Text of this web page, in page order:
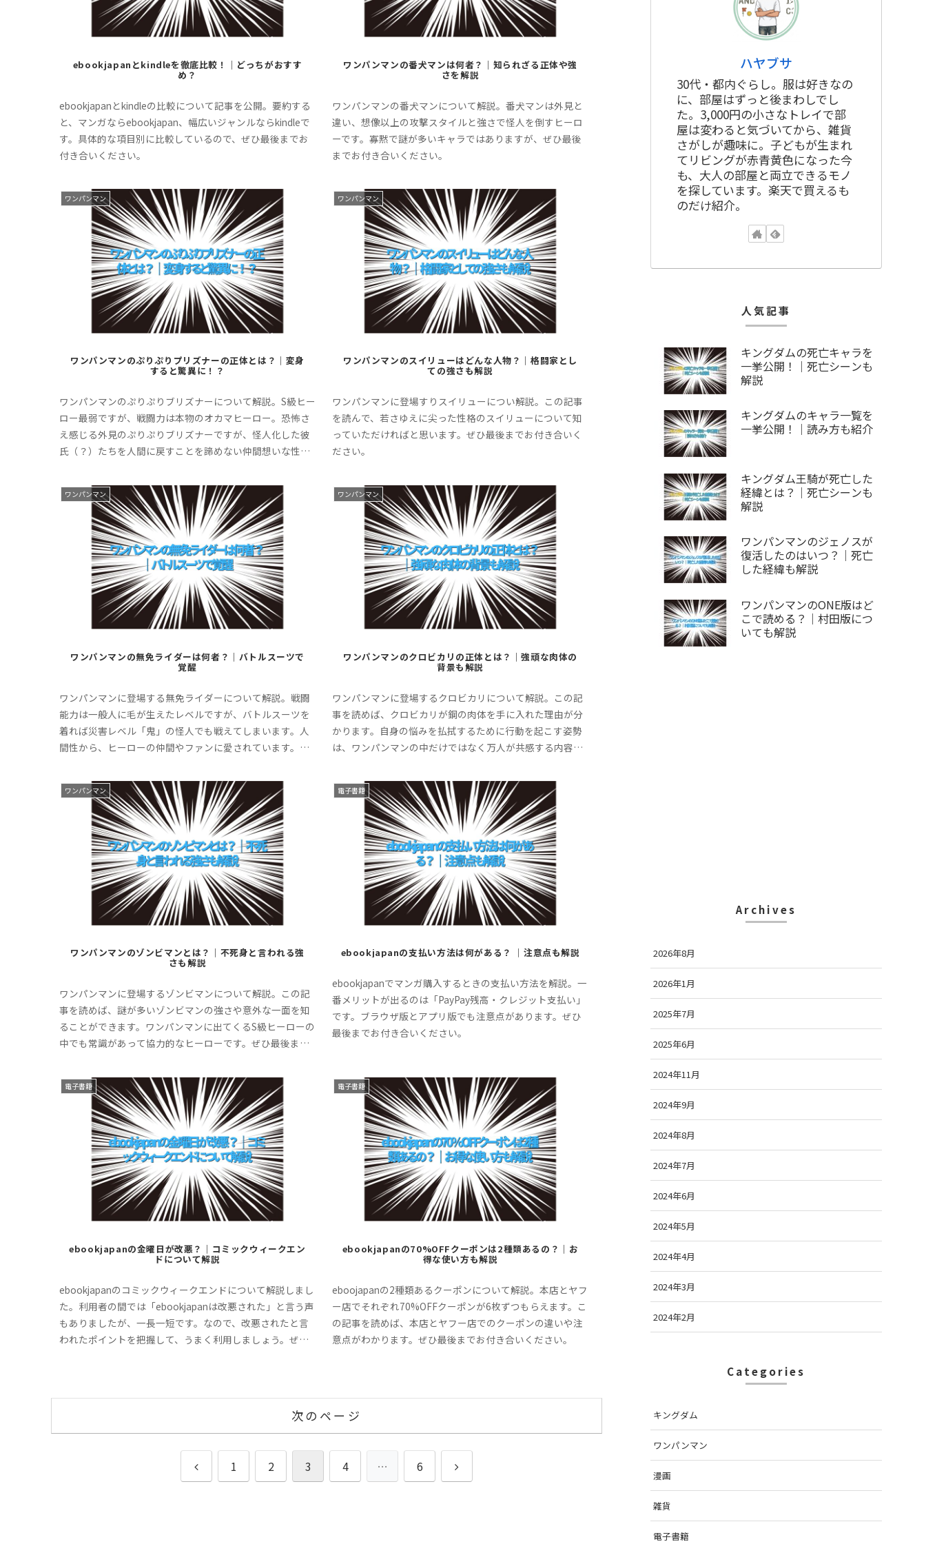
ebookjapanとkindleを徹底比較！｜どっちがおすす
め？
ebookjapanとkindleの比較について記事を公開。要約する
と、マンガならebookjapan、幅広いジャンルならkindleで
す。具体的な項目別に比較しているので、ぜひ最後までお
付き合いください。
ワンパンマンの番犬マンは何者？｜知られざる正体や強
さを解説
ワンパンマンの番犬マンについて解説。番犬マンは外見と
違い、想像以上の攻撃スタイルと強さで怪人を倒すヒーロ
ーです。寡黙で謎が多いキャラではありますが、ぜひ最後
までお付き合いください。
ワンパンマン
ワンパンマンのぷりぷりプリズナーの正体とは？｜変身
すると驚異に！？
ワンパンマンのぷりぷりブリズナーについて解説。S級ヒー
ロー最弱ですが、戦闘力は本物のオカマヒーロー。恐怖さ
え感じる外見のぷりぷりブリズナーですが、怪人化した彼
氏（？）たちを人間に戻すことを諦めない仲間想いな性格
ワンパンマン
ワンパンマンのスイリューはどんな人物？｜格闘家とし
ての強さも解説
ワンパンマンに登場すりスイリューについ解説。この記事
を読んで、若さゆえに尖った性格のスイリューについて知
っていただければと思います。ぜひ最後までお付き合いく
ださい。
ワンパンマン
ワンパンマンの無免ライダーは何者？｜バトルスーツで
覚醒
ワンパンマンに登場する無免ライダーについて解説。戦闘
能力は一般人に毛が生えたレベルですが、バトルスーツを
着れば災害レベル「鬼」の怪人でも戦えてしまいます。人
間性から、ヒーローの仲間やファンに愛されています。ぜ
ワンパンマン
ワンパンマンのクロビカリの正体とは？｜強頑な肉体の
背景も解説
ワンパンマンに登場するクロビカリについて解説。この記
事を読めば、クロビカリが鋼の肉体を手に入れた理由が分
かります。自身の悩みを払拭するために行動を起こす姿勢
は、ワンパンマンの中だけではなく万人が共感する内容で
ワンパンマン
ワンパンマンのゾンビマンとは？｜不死身と言われる強
さも解説
ワンパンマンに登場するゾンビマンについて解説。この記
事を読めば、謎が多いゾンビマンの強さや意外な一面を知
ることができます。ワンパンマンに出てくるS級ヒーローの
中でも常識があって協力的なヒーローです。ぜひ最後まで
電子書籍
ebookjapanの支払い方法は何がある？ ｜注意点も解説
ebookjapanでマンガ購入するときの支払い方法を解説。一
番メリットが出るのは「PayPay残高・クレジット支払い」
です。ブラウザ版とアプリ版でも注意点があります。ぜひ
最後までお付き合いください。
電子書籍
ebookjapanの金曜日が改悪？｜コミックウィークエン
ドについて解説
ebookjapanのコミックウィークエンドについて解説しまし
た。利用者の間では「ebookjapanは改悪された」と言う声
もありましたが、一長一短です。なので、改悪されたと言
われたポイントを把握して、うまく利用しましょう。ぜひ
電子書籍
ebookjapanの70%OFFクーポンは2種類あるの？｜お
得な使い方も解説
eboojapanの2種類あるクーポンについて解説。本店とヤフ
ー店でそれぞれ70%OFFクーポンが6枚ずつもらえます。こ
の記事を読めば、本店とヤフー店でのクーポンの違いや注
意点がわかります。ぜひ最後までお付き合いください。
次のページ
前
1 2 3 4 … 6
次
ハヤブサ
30代・都内ぐらし。服は好きなの
に、部屋はずっと後まわしでし
た。3,000円の小さなトレイで部
屋は変わると気づいてから、雑貨
さがしが趣味に。子どもが生まれ
てリビングが赤青黄色になった今
も、大人の部屋と両立できるモノ
を探しています。楽天で買えるも
のだけ紹介。
人気記事
キングダムの死亡キャラを
一挙公開！｜死亡シーンも
解説
キングダムのキャラ一覧を
一挙公開！｜読み方も紹介
キングダム王騎が死亡した
経緯とは？｜死亡シーンも
解説
ワンパンマンのジェノスが
復活したのはいつ？｜死亡
した経緯も解説
ワンパンマンのONE版はど
こで読める？｜村田版につ
いても解説
Archives
2026年8月
2026年1月
2025年7月
2025年6月
2024年11月
2024年9月
2024年8月
2024年7月
2024年6月
2024年5月
2024年4月
2024年3月
2024年2月
Categories
キングダム
ワンパンマン
漫画
雑貨
電子書籍